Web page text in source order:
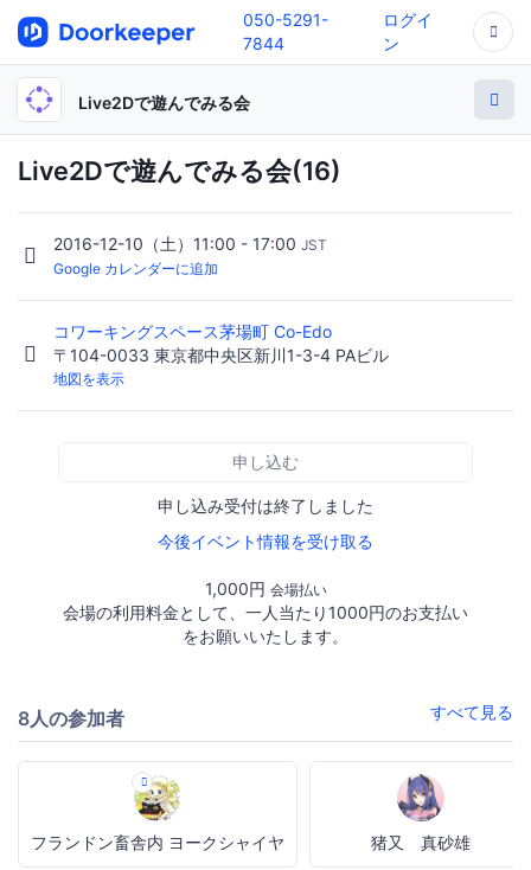
050-5291-
7844
ログイ
ン
Live2Dで遊んでみる会
Live2Dで遊んでみる会(16)
2016-12-10（土）11:00 - 17:00 JST
Google カレンダーに追加
コワーキングスペース茅場町 Co-Edo
〒104-0033 東京都中央区新川1-3-4 PAビル
地図を表示
申し込む
申し込み受付は終了しました
今後イベント情報を受け取る
1,000円 会場払い
会場の利用料金として、一人当たり1000円のお支払い
をお願いいたします。
8人の参加者 すべて見る
フランドン畜舎内 ヨークシャイヤ 猪又 真砂雄